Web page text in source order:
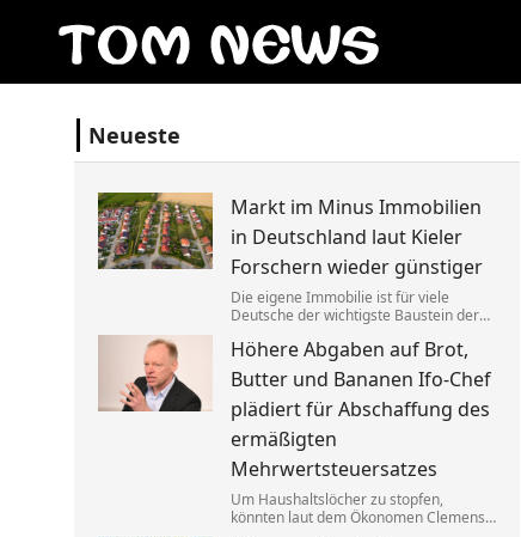
Neueste
Markt im Minus Immobilien
in Deutschland laut Kieler
Forschern wieder günstiger
Die eigene Immobilie ist für viele
Deutsche der wichtigste Baustein der
Inflation und Kaufkraft sind
Wohnimmobilien laut einer Studie
heute aber weniger wert als vor einem
Jahr.
Höhere Abgaben auf Brot,
Butter und Bananen Ifo-Chef
plädiert für Abschaffung des
ermäßigten
Mehrwertsteuersatzes
Um Haushaltslöcher zu stopfen,
könnten laut dem Ökonomen Clemens